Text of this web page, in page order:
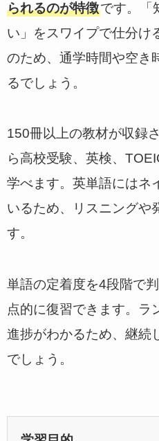
られるのが特徴です。「
い」をスワイプで仕分け
のため、通学時間や空き
るでしょう。
150冊以上の教材が収録
ら高校受験、英検、
学べます。英単語にはネ
いるため、リスニングや
す。
単語の定着度を4段階で
点的に復習できます。ラ
進捗がわかるため、継続
でしょう。